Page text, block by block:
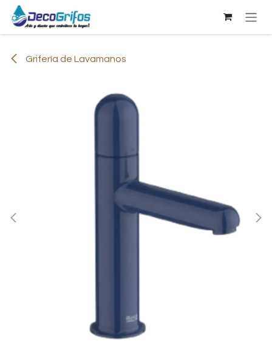
Ir al contenido
Grifería de Lavamanos